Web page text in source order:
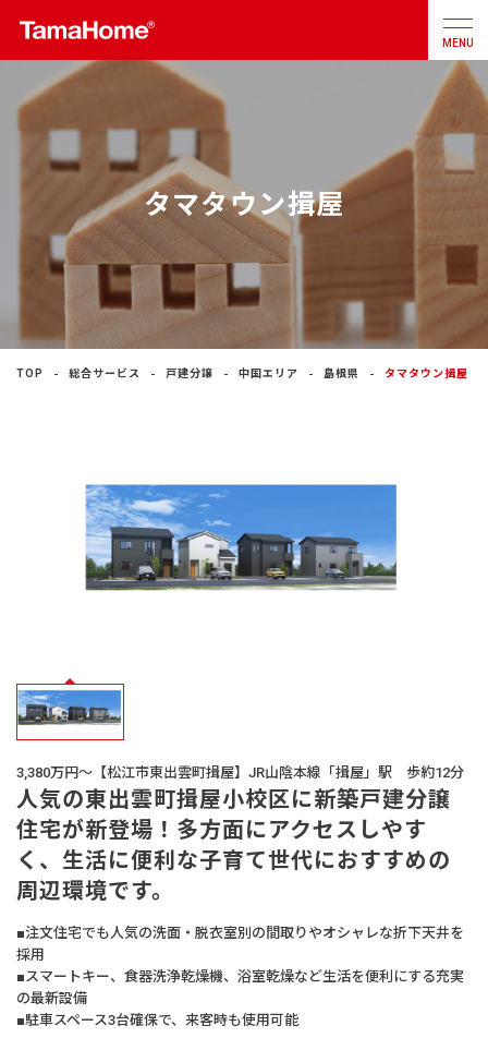
お問合せ
注文住宅
戸建分譲 住宅
リフォーム
オーナー様の声
生活サービス・その他
MENU
タマタウン揖屋
TOP 総合サービス 戸建分譲 中国エリア 島根県 タマタウン揖屋
3,380万円～【松江市東出雲町揖屋】JR山陰本線「揖屋」駅 歩約12分
人気の東出雲町揖屋小校区に新築戸建分譲
住宅が新登場！多方面にアクセスしやす
く、生活に便利な子育て世代におすすめの
周辺環境です。
■注文住宅でも人気の洗面・脱衣室別の間取りやオシャレな折下天井を
採用
■スマートキー、食器洗浄乾燥機、浴室乾燥など生活を便利にする充実
の最新設備
■駐車スペース3台確保で、来客時も使用可能